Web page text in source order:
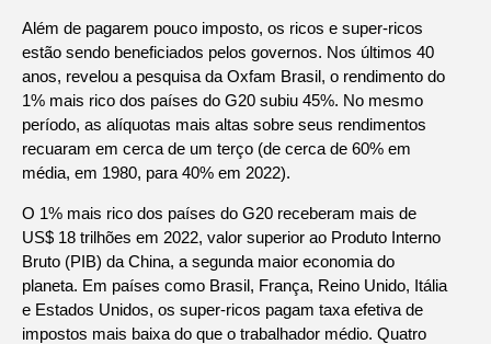
Além de pagarem pouco imposto, os ricos e super-ricos
estão sendo beneficiados pelos governos. Nos últimos 40
anos, revelou a pesquisa da Oxfam Brasil, o rendimento do
1% mais rico dos países do G20 subiu 45%. No mesmo
período, as alíquotas mais altas sobre seus rendimentos
recuaram em cerca de um terço (de cerca de 60% em
média, em 1980, para 40% em 2022).
O 1% mais rico dos países do G20 receberam mais de
US$ 18 trilhões em 2022, valor superior ao Produto Interno
Bruto (PIB) da China, a segunda maior economia do
planeta. Em países como Brasil, França, Reino Unido, Itália
e Estados Unidos, os super-ricos pagam taxa efetiva de
impostos mais baixa do que o trabalhador médio. Quatro